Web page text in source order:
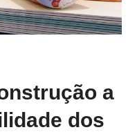
a
dos